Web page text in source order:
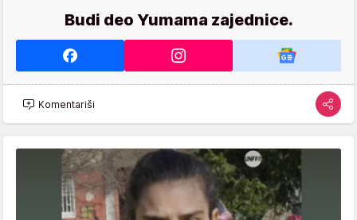
Budi deo Yumama zajednice.
Komentariši